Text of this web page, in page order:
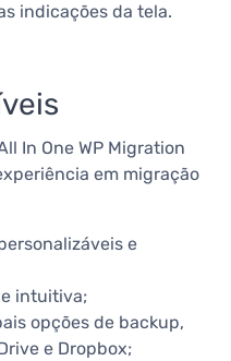
indicações da tela.
In One WP Migration
em migração
e
intuitiva;
opções de backup,
e Dropbox;